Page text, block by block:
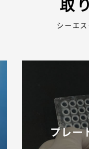
取
シーエ